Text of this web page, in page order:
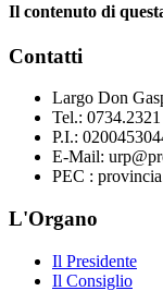
Il contenuto di
Contatti
Largo Don
Tel.: 0734.2321
P.I.:
E-Mail:
PEC :
L'Organo
Il Presidente
Il Consiglio